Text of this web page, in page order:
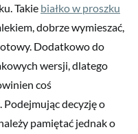
Takie białko w proszku
dobrze wymieszać,
Dodatkowo do
wersji, dlatego
coś
decyzję o
pamiętać jednak o